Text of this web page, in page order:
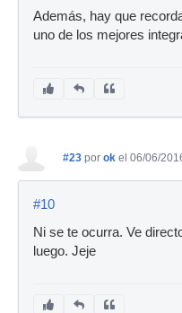
Además, hay que
uno de los mejores
#23 por ok el 06/06/
#10
Ni se te ocurra. Ve
luego. Jeje